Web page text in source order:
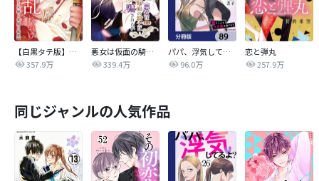
【白黒タテ版】孕むまで乱れいけ～身代わり花嫁と軍服の猛愛
357.9万
悪女は仮面の騎士に騙されない
339.4万
パパ、浮気してるよ？娘と二人でクズ夫を捨てます【分冊版】
96.0万
恋と弾丸
257.9万
同じジャンルの人気作品